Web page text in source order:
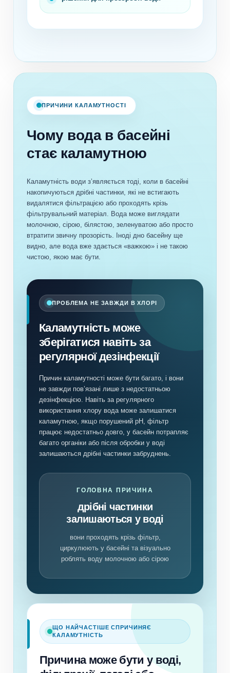
ПРИЧИНИ КАЛАМУТНОСТІ
Чому вода в басейні
стає каламутною
Каламутність води з’являється тоді, коли в басейні
накопичуються дрібні частинки, які не встигають
видалятися фільтрацією або проходять крізь
фільтрувальний матеріал. Вода може виглядати
молочною, сірою, білястою, зеленуватою або просто
втратити звичну прозорість. Іноді дно басейну ще
видно, але вода вже здається «важкою» і не такою
чистою, якою має бути.
ПРОБЛЕМА НЕ ЗАВЖДИ В ХЛОРІ
Каламутність може
зберігатися навіть за
регулярної дезінфекції
Причин каламутності може бути багато, і вони
не завжди пов’язані лише з недостатньою
дезінфекцією. Навіть за регулярного
використання хлору вода може залишатися
каламутною, якщо порушений pH, фільтр
працює недостатньо довго, у басейн потрапляє
багато органіки або після обробки у воді
залишаються дрібні частинки забруднень.
ГОЛОВНА ПРИЧИНА
дрібні частинки
залишаються у воді
вони проходять крізь фільтр,
циркулюють у басейні та візуально
роблять воду молочною або сірою
ЩО НАЙЧАСТІШЕ СПРИЧИНЯЄ
КАЛАМУТНІСТЬ
Причина може бути у воді,